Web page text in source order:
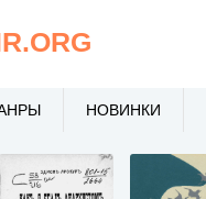
.ORG
НОВИНКИ